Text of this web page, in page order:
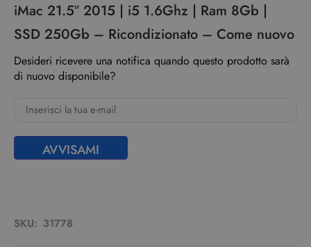
iMac 21.5″ 2015 | i5 1.6Ghz | Ram 8Gb |
SSD 250Gb – Ricondizionato – Come nuovo
Desideri ricevere una notifica quando questo prodotto sarà
di nuovo disponibile?
AVVISAMI
SKU: 31778